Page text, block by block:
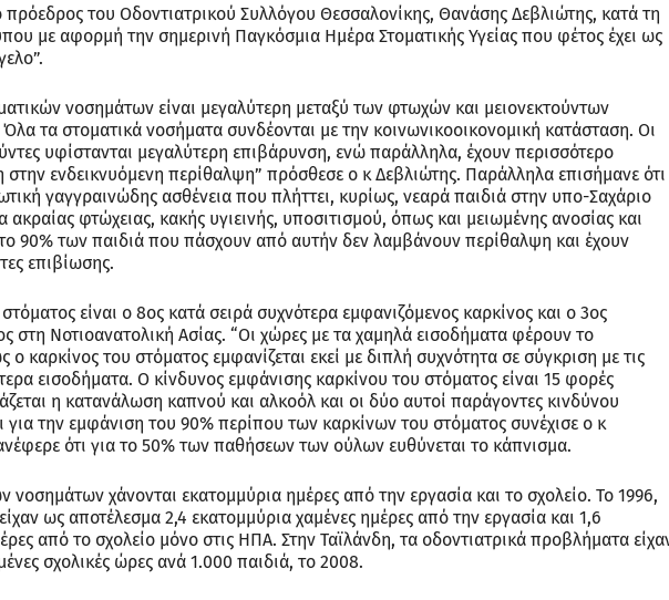
του Οδοντιατρικού Συλλόγου Θεσσαλονίκης, Θανάσης Δεβλιώτης, κατά τη
με αφορμή την σημερινή Παγκόσμια Ημέρα Στοματικής Υγείας που φέτος έχει ως
νοσημάτων είναι μεγαλύτερη μεταξύ των φτωχών και μειονεκτούντων
τα στοματικά νοσήματα συνδέονται με την κοινωνικοοικονομική κατάσταση. Οι
υφίστανται μεγαλύτερη επιβάρυνση, ενώ παράλληλα, έχουν περισσότερο
ενδεικνυόμενη περίθαλψη” πρόσθεσε ο κ Δεβλιώτης. Παράλληλα επισήμανε ότι
γαγγραινώδης ασθένεια που πλήττει, κυρίως, νεαρά παιδιά στην υπο-Σαχάριο
ακραίας φτώχειας, κακής υγιεινής, υποσιτισμού, όπως και μειωμένης ανοσίας και
90% των παιδιά που πάσχουν από αυτήν δεν λαμβάνουν περίθαλψη και έχουν
επιβίωσης.
είναι ο 8ος κατά σειρά συχνότερα εμφανιζόμενος καρκίνος και ο 3ος
στη Νοτιοανατολική Ασίας. “Οι χώρες με τα χαμηλά εισοδήματα φέρουν το
καρκίνος του στόματος εμφανίζεται εκεί με διπλή συχνότητα σε σύγκριση με τις
εισοδήματα. Ο κίνδυνος εμφάνισης καρκίνου του στόματος είναι 15 φορές
η κατανάλωση καπνού και αλκοόλ και οι δύο αυτοί παράγοντες κινδύνου
για την εμφάνιση του 90% περίπου των καρκίνων του στόματος συνέχισε ο κ
ότι για το 50% των παθήσεων των ούλων ευθύνεται το κάπνισμα.
νοσημάτων χάνονται εκατομμύρια ημέρες από την εργασία και το σχολείο. Το 1996,
ως αποτέλεσμα 2,4 εκατομμύρια χαμένες ημέρες από την εργασία και 1,6
από το σχολείο μόνο στις ΗΠΑ. Στην Ταϊλάνδη, τα οδοντιατρικά προβλήματα
σχολικές ώρες ανά 1.000 παιδιά, το 2008.